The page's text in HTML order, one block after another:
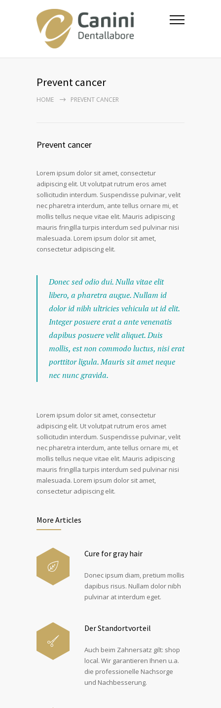
Prevent cancer
HOME PREVENT CANCER
Prevent cancer
Lorem ipsum dolor sit amet, consectetur
adipiscing elit. Ut volutpat rutrum eros amet
sollicitudin interdum. Suspendisse pulvinar, velit
nec pharetra interdum, ante tellus ornare mi, et
mollis tellus neque vitae elit. Mauris adipiscing
mauris fringilla turpis interdum sed pulvinar nisi
malesuada. Lorem ipsum dolor sit amet,
consectetur adipiscing elit.
Donec sed odio dui. Nulla vitae elit
libero, a pharetra augue. Nullam id
dolor id nibh ultricies vehicula ut id elit.
Integer posuere erat a ante venenatis
dapibus posuere velit aliquet. Duis
mollis, est non commodo luctus, nisi erat
porttitor ligula. Mauris sit amet neque
nec nunc gravida.
Lorem ipsum dolor sit amet, consectetur
adipiscing elit. Ut volutpat rutrum eros amet
sollicitudin interdum. Suspendisse pulvinar, velit
nec pharetra interdum, ante tellus ornare mi, et
mollis tellus neque vitae elit. Mauris adipiscing
mauris fringilla turpis interdum sed pulvinar nisi
malesuada. Lorem ipsum dolor sit amet,
consectetur adipiscing elit.
More Articles
Cure for gray hair
Donec ipsum diam, pretium mollis
dapibus risus. Nullam dolor nibh
pulvinar at interdum eget.
Der Standortvorteil
Auch beim Zahnersatz gilt: shop
local. Wir garantieren Ihnen u.a.
die professionelle Nachsorge
und Nachbesserung.